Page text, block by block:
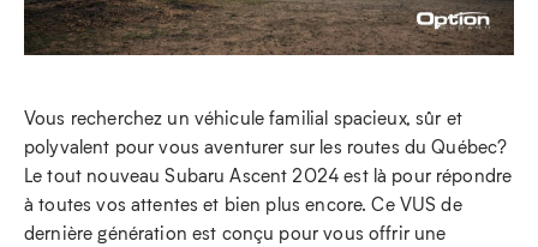
Vous recherchez un véhicule familial spacieux, sûr et
polyvalent pour vous aventurer sur les routes du Québec?
Le tout nouveau Subaru Ascent 2024 est là pour répondre
à toutes vos attentes et bien plus encore. Ce VUS de
dernière génération est conçu pour vous offrir une